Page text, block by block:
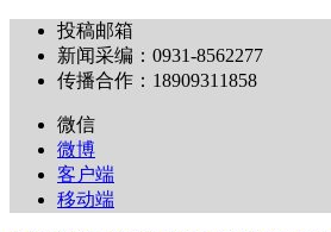
投稿邮箱
新闻采编：0931-8562277
传播合作：18909311858
微信
微博
客户端
移动端